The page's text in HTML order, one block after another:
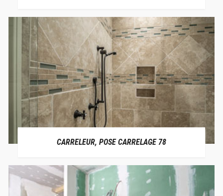
CARRELEUR, POSE CARRELAGE 78